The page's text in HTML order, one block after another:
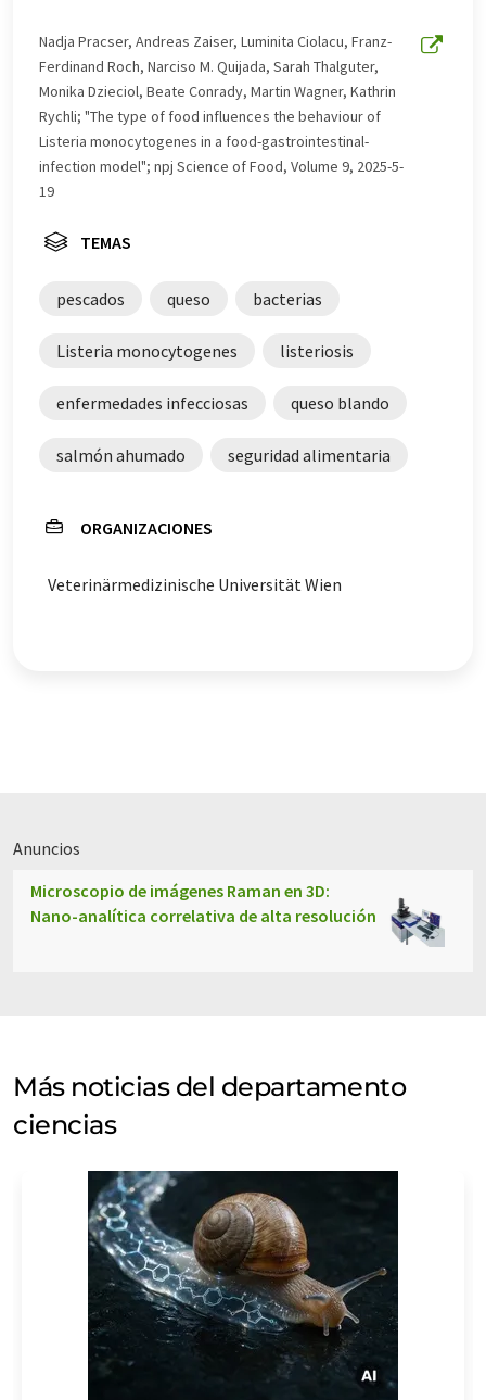
este artículo ha sido traducido con traducción
automática, es posible que contenga errores de
vocabulario, sintaxis o gramática. El artículo original en
Inglés se puede encontraraquí.
Nadja Pracser, Andreas Zaiser, Luminita Ciolacu, Franz-
Ferdinand Roch, Narciso M. Quijada, Sarah Thalguter,
Monika Dzieciol, Beate Conrady, Martin Wagner, Kathrin
Rychli; "The type of food influences the behaviour of
Listeria monocytogenes in a food-gastrointestinal-
infection model"; npj Science of Food, Volume 9, 2025-5-
19
TEMAS
pescados queso bacterias
Listeria monocytogenes listeriosis
enfermedades infecciosas queso blando
salmón ahumado seguridad alimentaria
ORGANIZACIONES
Veterinärmedizinische Universität Wien
Anuncios
Microscopio de imágenes Raman en 3D:
Nano-analítica correlativa de alta resolución
Más noticias del departamento
ciencias